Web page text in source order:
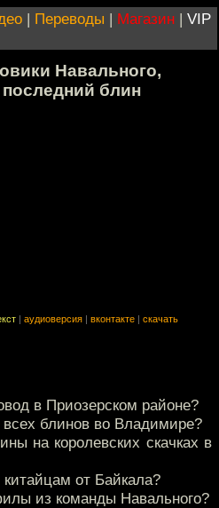
| Переводы | Магазин | VIP
Навального,
блин
аудиоверсия вконтакте скачать
в Приозерском районе?
блинов во Владимире?
на королевских скачках в
китайцам от Байкала?
из команды Навального?